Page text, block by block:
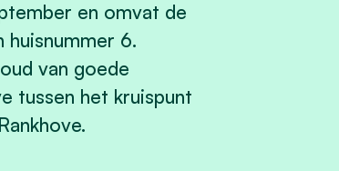
en omvat de
huisnummer 6.
van goede
tussen het kruispunt